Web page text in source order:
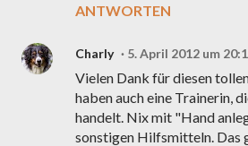
ANTWORTEN
Charly 5. April 2012 um
Vielen Dank für diesen
haben auch eine Trainerin,
handelt. Nix mit "Hand
sonstigen Hilfsmitteln. Das